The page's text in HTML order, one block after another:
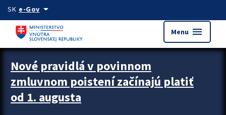
Preskocit na hlavný obsah
SK e-Govarrow_drop_down
Menu menu
Zastavit automatický posun upútavok
Nové pravidlá v povinnom
zmluvnom poistení začínajú platiť
od 1. augusta